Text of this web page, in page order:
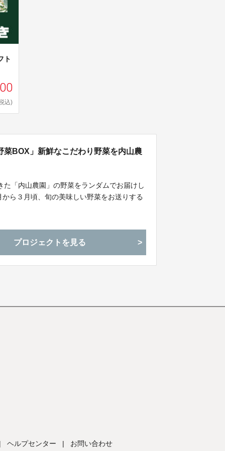
ト
込)
BOX」新鮮なこだわり野菜を内山農
「内山農園」の野菜をランダムでお届けし
ら３月頃、旬の美味しい野菜をお送りする
プロジェクトを見る
ヘルプセンター | お問い合わせ